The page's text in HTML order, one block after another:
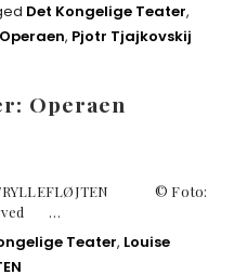
Det Kongelige Teater,
Operaen, Pjotr Tjajkovskij
Operaen
TRYLLEFLØJTEN © Foto:
…
Teater, Louise